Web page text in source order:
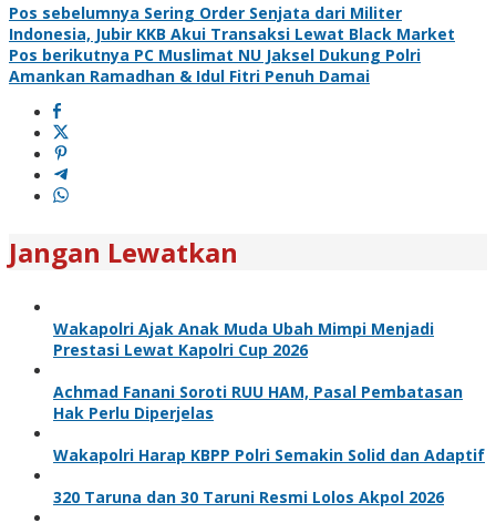
Pos sebelumnya Sering Order Senjata dari Militer
Indonesia, Jubir KKB Akui Transaksi Lewat Black Market
Pos berikutnya PC Muslimat NU Jaksel Dukung Polri
Amankan Ramadhan & Idul Fitri Penuh Damai
Jangan Lewatkan
Wakapolri Ajak Anak Muda Ubah Mimpi Menjadi
Prestasi Lewat Kapolri Cup 2026
Achmad Fanani Soroti RUU HAM, Pasal Pembatasan
Hak Perlu Diperjelas
Wakapolri Harap KBPP Polri Semakin Solid dan Adaptif
320 Taruna dan 30 Taruni Resmi Lolos Akpol 2026